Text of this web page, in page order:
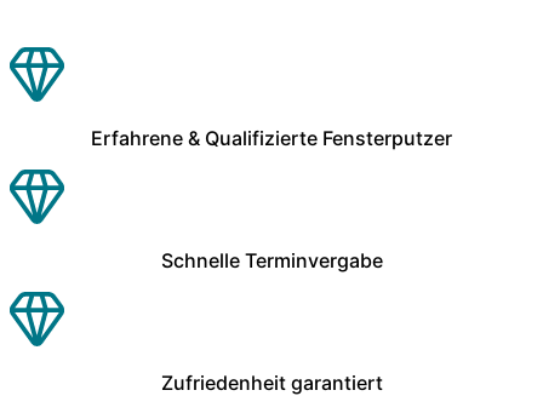
Erfahrene & Qualifizierte Fensterputzer
Schnelle Terminvergabe
Zufriedenheit garantiert